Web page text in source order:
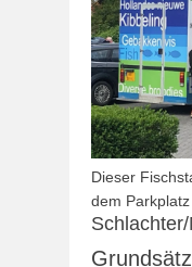
Dieser
dem